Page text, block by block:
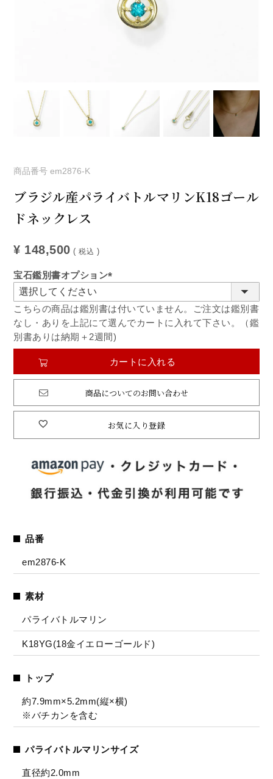
商品番号 em2876-K
ブラジル産パライバトルマリンK18ゴール
ドネックレス
¥ 148,500 税込
宝石鑑別書オプション
須)
こちらの商品は鑑別書は付いていません。ご注文は鑑別書
なし・ありを上記にて選んでカートに入れて下さい。（鑑
別書ありは納期＋2週間)
お気に入り登録
カートに入れる
商品についてのお問い合わせ
品番
em2876-K
素材
パライバトルマリン
K18YG(18金イエローゴールド)
トップ
約7.9mm×5.2mm(縦×横)
※バチカンを含む
パライバトルマリンサイズ
直径約2.0mm